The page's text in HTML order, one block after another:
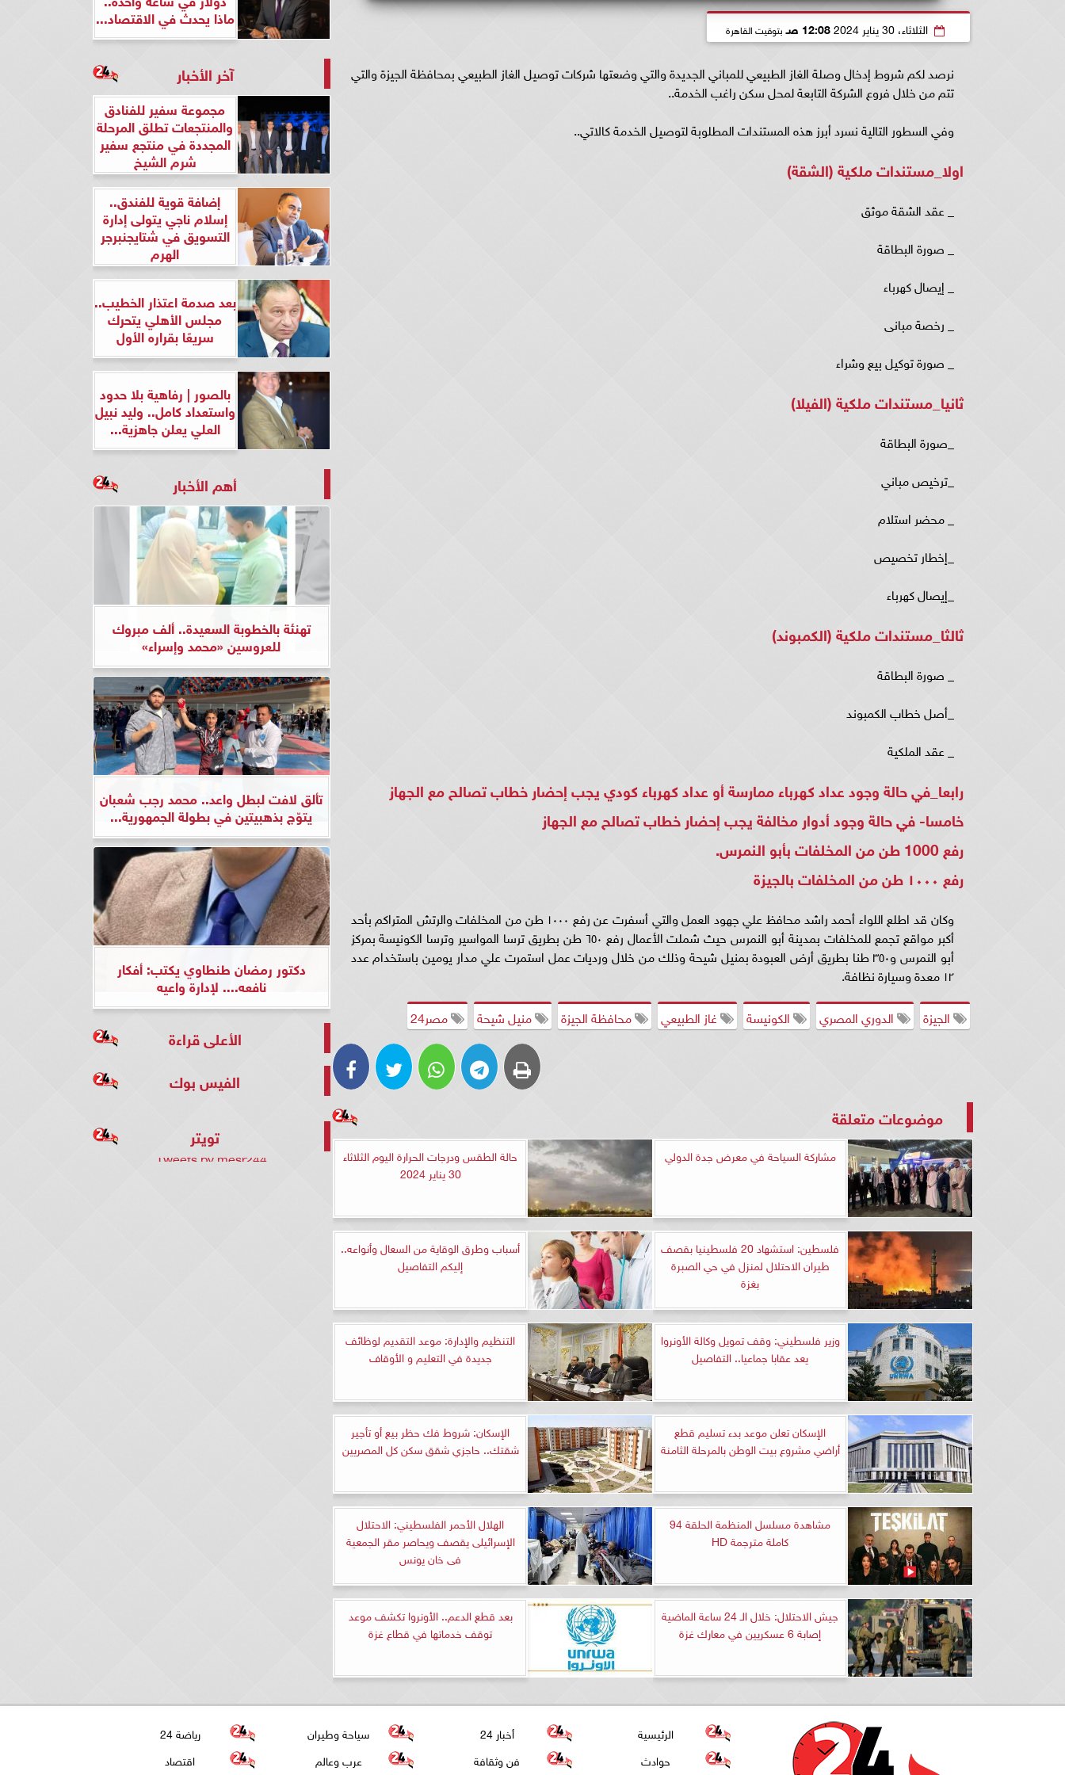
الثلاثاء، 30 يناير 2024 12:08 صـ بتوقيت القاهرة
نرصد لكم شروط إدخال وصلة الغاز الطبيعي للمباني الجديدة والتي وضعتها شركات توصيل الغاز الطبيعي بمحافظة الجيزة والتي
تتم من خلال فروع الشركة التابعة لمحل سكن راغب الخدمة..
وفي السطور التالية نسرد أبرز هذه المستندات المطلوبة لتوصيل الخدمة كالاتي..
اولا_مستندات ملكية (الشقة)
_ عقد الشقة موثق
_ صورة البطاقة
_ إيصال كهرباء
_ رخصة مبانی
_ صورة توكيل بيع وشراء
ثانيا_مستندات ملكية (الفيلا)
_صورة البطاقة
_ترخيص مباني
_ محضر استلام
_إخطار تخصيص
_إيصال كهرباء
ثالثا_مستندات ملكية (الكمبوند)
_ صورة البطاقة
_أصل خطاب الكمبوند
_ عقد الملكية
رابعا_في حالة وجود عداد كهرباء ممارسة أو عداد كهرباء كودي يجب إحضار خطاب تصالح مع الجهاز
خامسا- في حالة وجود أدوار مخالفة يجب إحضار خطاب تصالح مع الجهاز
رفع 1000 طن من المخلفات بأبو النمرس.
رفع ١٠٠٠ طن من المخلفات بالجيزة
وكان قد اطلع اللواء أحمد راشد محافظ علي جهود العمل والتي أسفرت عن رفع ١٠٠٠ طن من المخلفات والرتش المتراكم بأحد
أكبر مواقع تجمع للمخلفات بمدينة أبو النمرس حيث شملت الأعمال رفع ٦٥٠ طن بطريق ترسا المواسير وترسا الكونيسة بمركز
أبو النمرس و٣٥٠ طنا بطريق أرض العبودة بمنيل شيحة وذلك من خلال ورديات عمل استمرت علي مدار يومين باستخدام عدد
١٢ معدة وسيارة نظافة.
الجيزة
الدوري المصري الكونيسة غاز الطبيعي محافظة الجيزة منيل شيحة مصر24
موضوعات متعلقة
مشاركة السياحة في معرض جدة الدولي
حالة الطقس ودرجات الحرارة اليوم الثلاثاء
30 يناير 2024
فلسطين: استشهاد 20 فلسطينيا بقصف
طيران الاحتلال لمنزل في حي الصبرة
بغزة
أسباب وطرق الوقاية من السعال وأنواعه..
إليكم التفاصيل
وزير فلسطيني: وقف تمويل وكالة الأونروا
يعد عقابا جماعيا.. التفاصيل
التنظيم والإدارة: موعد التقديم لوظائف
جديدة في التعليم و الأوقاف
الإسكان تعلن موعد بدء تسليم قطع
أراضي مشروع بيت الوطن بالمرحلة الثامنة
الإسكان: شروط فك حظر بيع أو تأجير
شقتك.. حاجزي شقق سكن كل المصريين
مشاهدة مسلسل المنظمة الحلقة 94
كاملة مترجمة HD
الهلال الأحمر الفلسطيني: الاحتلال
الإسرائيلى يقصف ويحاصر مقر الجمعية
فى خان يونس
جيش الاحتلال: خلال الـ 24 ساعة الماضية
إصابة 6 عسكريين في معارك غزة
بعد قطع الدعم.. الأونروا تكشف موعد
توقف خدماتها في قطاع غزة
ماذا يحدث في الاقتصاد...
آخر الأخبار
مجموعة سفير للفنادق
والمنتجعات تطلق المرحلة
المجددة في منتجع سفير
شرم الشيخ
إضافة قوية للفندق..
إسلام ناجي يتولى إدارة
التسويق في شتايجنبرجر
الهرم
بعد صدمة اعتذار الخطيب..
مجلس الأهلي يتحرك
سريعًا بقراره الأول
بالصور | رفاهية بلا حدود
واستعداد كامل.. وليد نبيل
العلي يعلن جاهزية...
أهم الأخبار
تهنئة بالخطوبة السعيدة.. ألف مبروك
للعروسين «محمد وإسراء»
تألق لافت لبطل واعد.. محمد رجب شعبان
يتوّج بذهبيتين في بطولة الجمهورية...
دكتور رمضان طنطاوي يكتب: أفكار
نافعه.... لإدارة واعيه
الأعلى قراءة
الفيس بوك
تويتر
Tweets by mesr244
الرئيسية أخبار 24 سياحة وطيران
رياضة 24
حوادث
فن وثقافة عرب وعالم اقتصاد